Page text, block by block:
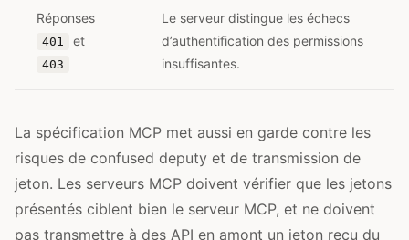
Réponses
401 et
403
Le serveur distingue les échecs
d’authentification des permissions
insuffisantes.
La spécification MCP met aussi en garde contre les
risques de confused deputy et de transmission de
jeton. Les serveurs MCP doivent vérifier que les jetons
présentés ciblent bien le serveur MCP, et ne doivent
pas transmettre à des API en amont un jeton reçu du